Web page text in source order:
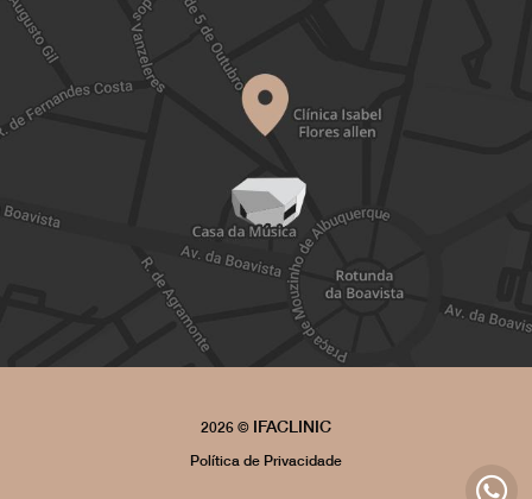
2026 © IFACLINIC
Política de Privacidade